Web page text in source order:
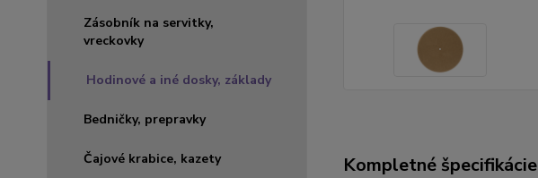
Zásobník na servitky,
vreckovky
Hodinové a iné dosky, základy
Bedničky, prepravky
Čajové krabice, kazety Kompletné špecifikácie